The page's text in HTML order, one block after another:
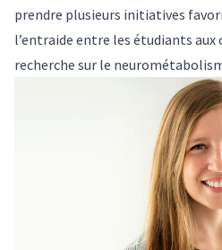
prendre plusieurs initiatives
l’entraide entre les étudiants aux
recherche sur le